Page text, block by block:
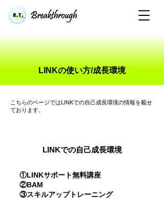
​LINKの使い方/成長環境
​こちらのページではLINKでの自己成長環境の情報を載せ
ております。
LINKでの自己成長環境
①LINKサポート無料講座
②BAM
③スキルアップトレーニング